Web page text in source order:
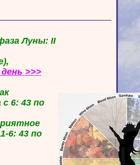
Луны: II
>>>
с 6: 43 по
6: 43 по